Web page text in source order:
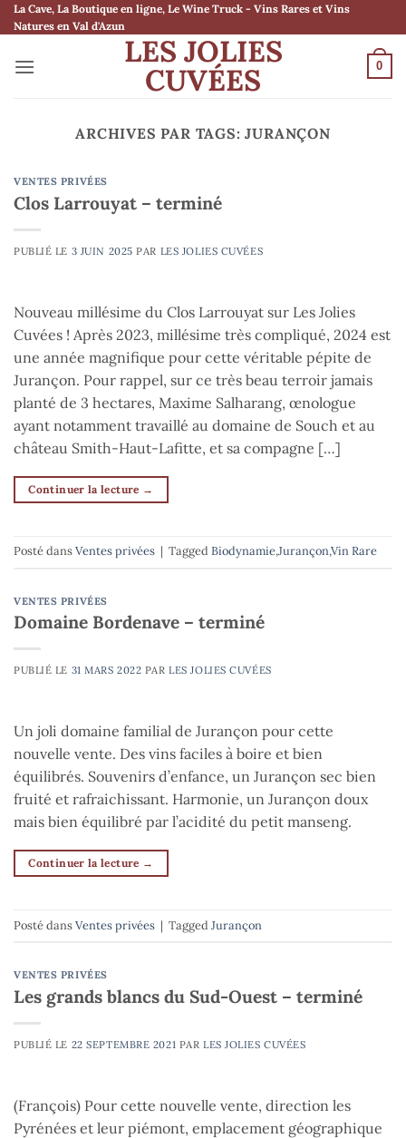
Passer
au
La Cave, La Boutique en ligne, Le Wine Truck - Vins Rares et Vins
Natures en Val d'Azun
LES JOLIES
CUVÉES 0
ARCHIVES PAR TAGS:JURANÇON
VENTES PRIVÉES
Clos Larrouyat – terminé
PUBLIÉ LE 3 JUIN 2025 PAR LES JOLIES CUVÉES
Nouveau millésime du Clos Larrouyat sur Les Jolies
Cuvées ! Après 2023, millésime très compliqué, 2024 est
une année magnifique pour cette véritable pépite de
Jurançon. Pour rappel, sur ce très beau terroir jamais
planté de 3 hectares, Maxime Salharang, œnologue
ayant notamment travaillé au domaine de Souch et au
château Smith-Haut-Lafitte, et sa compagne […]
Continuer la lecture →
Posté dansVentes privées | TaggedBiodynamie,Jurançon,Vin Rare
VENTES PRIVÉES
Domaine Bordenave – terminé
PUBLIÉ LE 31 MARS 2022 PARLES JOLIES CUVÉES
Un joli domaine familial de Jurançon pour cette
nouvelle vente. Des vins faciles à boire et bien
équilibrés. Souvenirs d’enfance, un Jurançon sec bien
fruité et rafraichissant. Harmonie, un Jurançon doux
mais bien équilibré par l’acidité du petit manseng.
Continuer la lecture →
Posté dansVentes privées | TaggedJurançon
VENTES PRIVÉES
Les grands blancs du Sud-Ouest – terminé
PUBLIÉ LE 22 SEPTEMBRE 2021 PAR LES JOLIES CUVÉES
(François) Pour cette nouvelle vente, direction les
Pyrénées et leur piémont, emplacement géographique